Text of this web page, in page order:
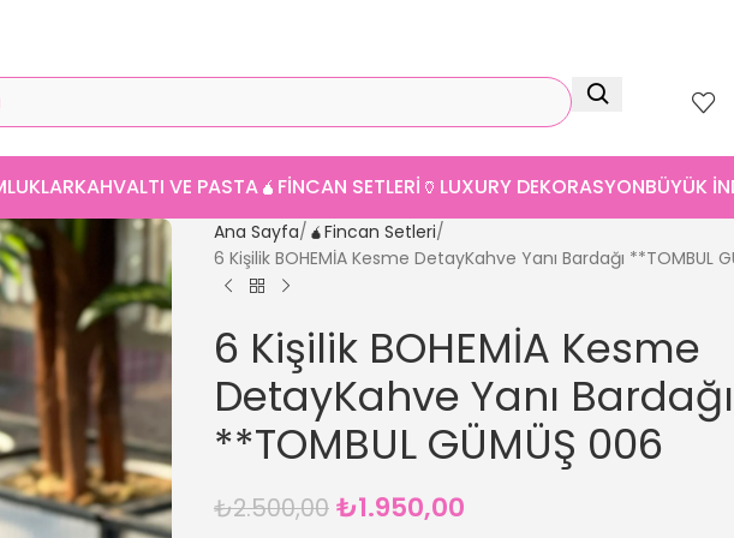
KAHVALTI VE PASTA🧉FINCAN SETLERI 🏺LUXURY DEKORASYONBÜYÜK
Ana Sayfa 🧉Fincan Setleri
6 Kişilik BOHEMİA Kesme DetayKahve Yanı Bardağı **TOMBUL
6 Kişilik BOHEMİA Kesme
DetayKahve Yanı Bardağı
**TOMBUL GÜMÜŞ 006
₺2.500,00 ₺1.950,00